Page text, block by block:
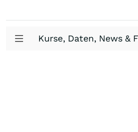
Kurse, Daten, News &